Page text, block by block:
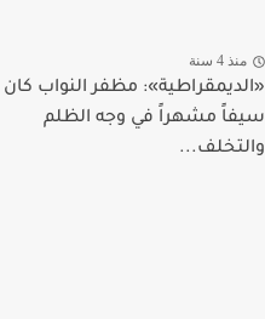
منذ 4 سنة
«الديمقراطية»: مظفر النواب كان
سيفاً مشهراً في وجه الظلم
والتخلف...